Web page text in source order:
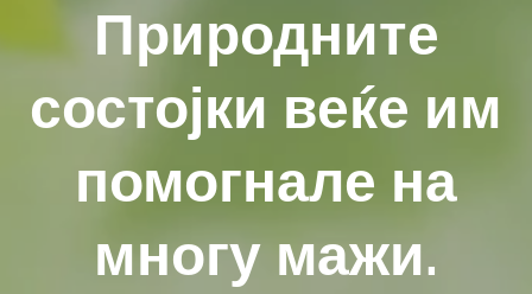
Природните
состојки веќе им
помогнале на
многу мажи.